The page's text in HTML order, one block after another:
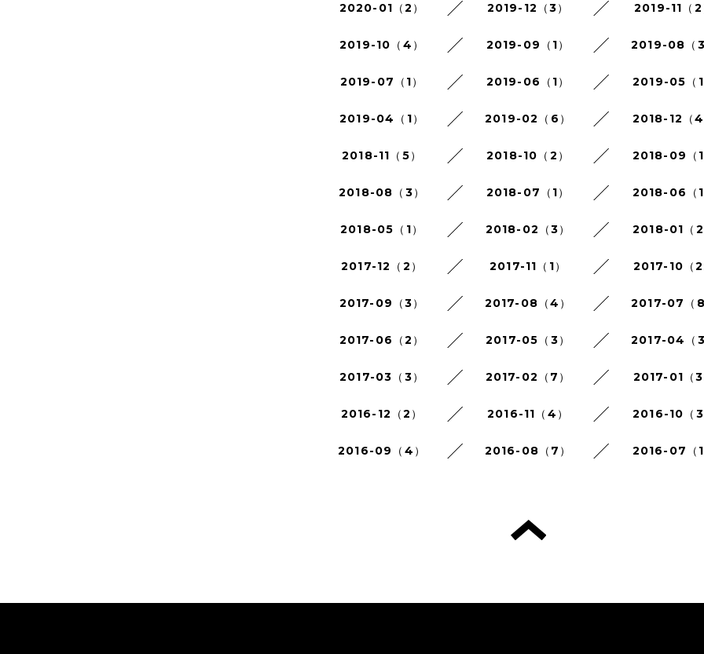
2020-01（2） 2019-12（3） 2019-11（2
2019-10（4） 2019-09（1） 2019-08（3
2019-07（1） 2019-06（1） 2019-05（1
2019-04（1） 2019-02（6） 2018-12（4
2018-11（5） 2018-10（2） 2018-09（1
2018-08（3） 2018-07（1） 2018-06（1
2018-05（1） 2018-02（3） 2018-01（2
2017-12（2） 2017-11（1） 2017-10（2
2017-09（3） 2017-08（4） 2017-07（8
2017-06（2） 2017-05（3） 2017-04（3
2017-03（3） 2017-02（7） 2017-01（3
2016-12（2） 2016-11（4） 2016-10（3
2016-09（4） 2016-08（7） 2016-07（1